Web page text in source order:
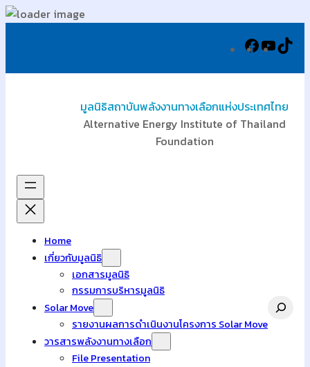
Facebook
มูลนิธิสถาบันพลังงานทางเลือกแห่งประเทศไทย
Alternative Energy Institute of Thailand
Foundation
Home
เกี่ยวกับมูลนิธิ
เอกสารมูลนิธิ
กรรมการบริหารมูลนิธิ
Solar Move
รายงานผลการดำเนินงานโครงการ Solar Move
วารสารพลังงานทางเลือก
File Presentation
Search